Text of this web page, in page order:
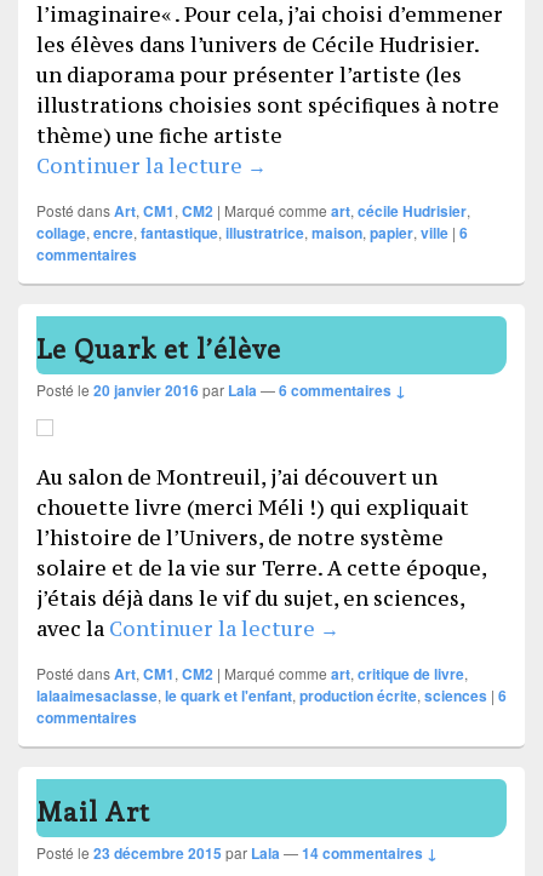
l’imaginaire« . Pour cela, j’ai choisi d’emmener
les élèves dans l’univers de Cécile Hudrisier.
un diaporama pour présenter l’artiste (les
illustrations choisies sont spécifiques à notre
thème) une fiche artiste
Continuer la lecture Ma maison/ville fantastique
→
Posté dansArt, CM1, CM2 | Marqué comme art, cécile Hudrisier,
collage, encre, fantastique, illustratrice, maison, papier, ville | 6
commentaires
Le Quark et l’élève
Posté le 20 janvier 2016par Lala—6 commentaires ↓
Au salon de Montreuil, j’ai découvert un
chouette livre (merci Méli !) qui expliquait
l’histoire de l’Univers, de notre système
solaire et de la vie sur Terre. A cette époque,
j’étais déjà dans le vif du sujet, en sciences,
avec la Continuer la lecture Le Quark et l’élève
→
Posté dansArt, CM1, CM2 | Marqué comme art, critique de livre,
lalaaimesaclasse, le quark et l'enfant, production écrite, sciences | 6
commentaires
Mail Art
Posté le 23 décembre 2015 par Lala—14 commentaires ↓